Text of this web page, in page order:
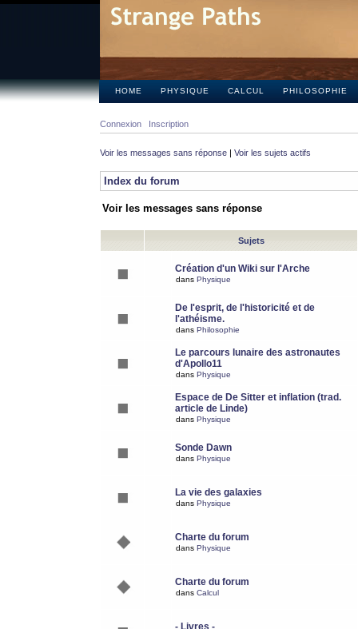
HOME PHYSIQUE CALCUL PHILOSOPHIE
Connexion Inscription
Voir les messages sans réponse | Voir les sujets actifs
Index du forum
Voir les messages sans réponse
Sujets
Création d'un Wiki sur l'Arche
dans Physique
De l'esprit, de l'historicité et de
l'athéisme.
dans Philosophie
Le parcours lunaire des astronautes
d'Apollo11
dans Physique
Espace de De Sitter et inflation (trad.
article de Linde)
dans Physique
Sonde Dawn
dans Physique
La vie des galaxies
dans Physique
Charte du forum
dans Physique
Charte du forum
dans Calcul
- Livres -